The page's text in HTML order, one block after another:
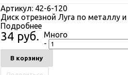
Артикул: 42-6-120
Диск отрезной Луга по металлу
Подробнее
34 руб.
Много
-
В корзину